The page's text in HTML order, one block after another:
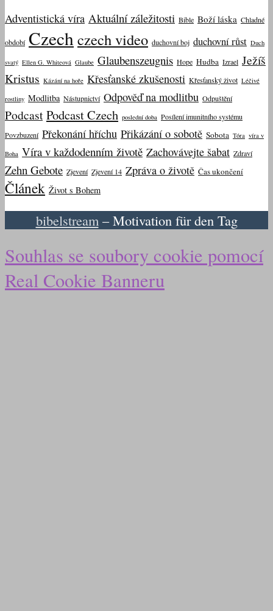
Adventistická víra Aktuální záležitosti Bible Boží láska Chladné
období Czech czech video duchovní boj duchovní růst Duch
svatý Ellen G. Whiteová Glaube Glaubenszeugnis Hope Hudba Izrael Ježíš
Kristus Kázání na hoře Křesťanské zkušenosti Křesťanský život Léčivé
rostliny Modlitba Nástupnictví Odpověď na modlitbu Odpuštění
Podcast Podcast Czech poslední doba Posílení imunitního systému
Povzbuzení Překonání hříchu Přikázání o sobotě Sobota Tóra víra v
Boha Víra v každodenním životě Zachovávejte šabat Zdraví
Zehn Gebote Zjevení Zjevení 14 Zpráva o životě Čas ukončení
Článek Život s Bohem
bibelstream– Motivation für den Tag
Souhlas se soubory cookie pomocí
Real Cookie Banneru